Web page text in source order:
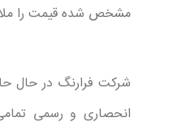
مشخص شده قیمت را
شرکت فرارنگ در حال
انحصاری و رسمی